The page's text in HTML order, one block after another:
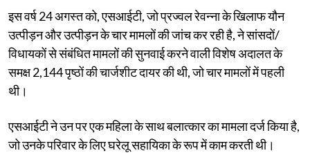
इस वर्ष 24 अगस्त को, एसआईटी, जो प्रज्वल रेवन्ना के खिलाफ यौन
उत्पीड़न और उत्पीड़न के चार मामलों की जांच कर रही है, ने सांसदों/
विधायकों से संबंधित मामलों की सुनवाई करने वाली विशेष अदालत के
समक्ष 2,144 पृष्ठों की चार्जशीट दायर की थी, जो चार मामलों में पहली
थी।
एसआईटी ने उन पर एक महिला के साथ बलात्कार का मामला दर्ज किया है,
जो उनके परिवार के लिए घरेलू सहायिका के रूप में काम करती थी।